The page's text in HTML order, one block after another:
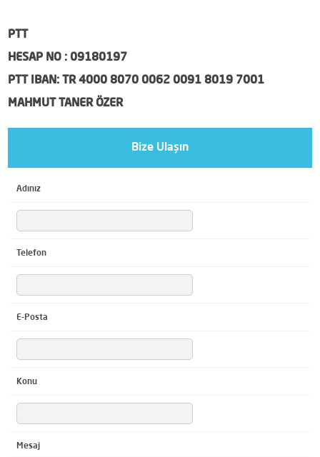
PTT
HESAP NO : 09180197
PTT IBAN: TR 4000 8070 0062 0091 8019 7001
MAHMUT TANER ÖZER
Bize Ulaşın
Adınız
Telefon
E-Posta
Konu
Mesaj